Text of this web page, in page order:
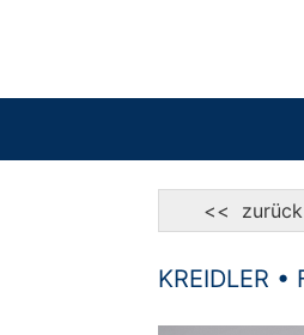
<< zurück
KREIDLER •